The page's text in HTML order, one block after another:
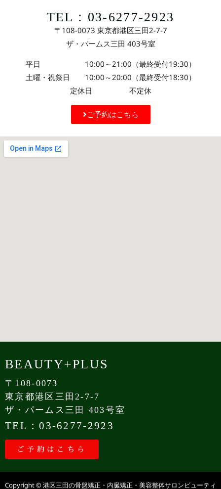
TEL：03-6277-2923
〒108-0073 東京都港区三田2-7-7
ザ・パームス三田 403号室
平日 10:00～21:00（最終受付19:30）
土曜・祝祭日 10:00～20:00（最終受付18:30）
定休日 不定休
ご予約はこちら
BEAUTY+PLUS
〒108-0073
東京都港区三田2-7-7
ザ・パームス三田 403号室
TEL：03-6277-2923
ご予約はこちら
Copyright © 港区三田の骨盤矯正・内臓矯正・美容整体サロンビューティ